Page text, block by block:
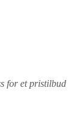
for et pristilbud